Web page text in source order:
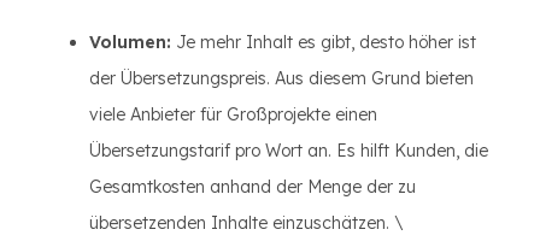
Volumen: Je mehr Inhalt es gibt, desto höher ist
der Übersetzungspreis. Aus diesem Grund bieten
viele Anbieter für Großprojekte einen
Übersetzungstarif pro Wort an. Es hilft Kunden, die
Gesamtkosten anhand der Menge der zu
übersetzenden Inhalte einzuschätzen. \